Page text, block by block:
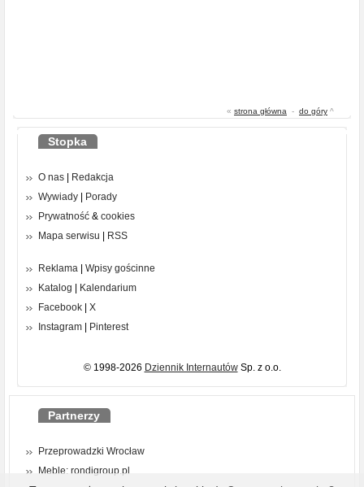
« strona główna - do góry ^
Stopka
O nas
Redakcja
Wywiady
Porady
Prywatność & cookies
Mapa serwisu
RSS
Reklama
Wpisy gościnne
Katalog
Kalendarium
Facebook
X
Instagram
Pinterest
© 1998-2026 Dziennik InternautówSp. z o.o.
Partnerzy
Przeprowadzki Wrocław
Meble: rondigroup.pl